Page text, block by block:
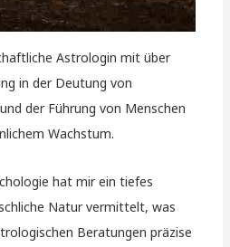
Astrologin mit über
in der Deutung von
der Führung von Menschen
Wachstum.
hat mir ein tiefes
Natur vermittelt, was
Beratungen präzise